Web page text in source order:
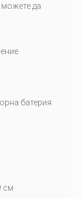
да
батерия
см